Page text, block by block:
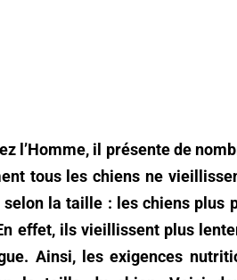
l’Homme, il présente de
tous les chiens ne
la taille : les chiens plus
effet, ils vieillissent plus
Ainsi, les exigences